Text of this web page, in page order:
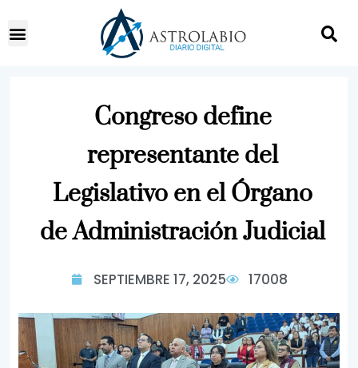
Congreso define
representante del
Legislativo en el Órgano
de Administración Judicial
SEPTIEMBRE 17, 2025 17008